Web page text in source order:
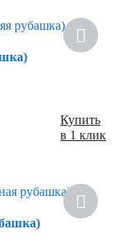
Купить
в 1 клик